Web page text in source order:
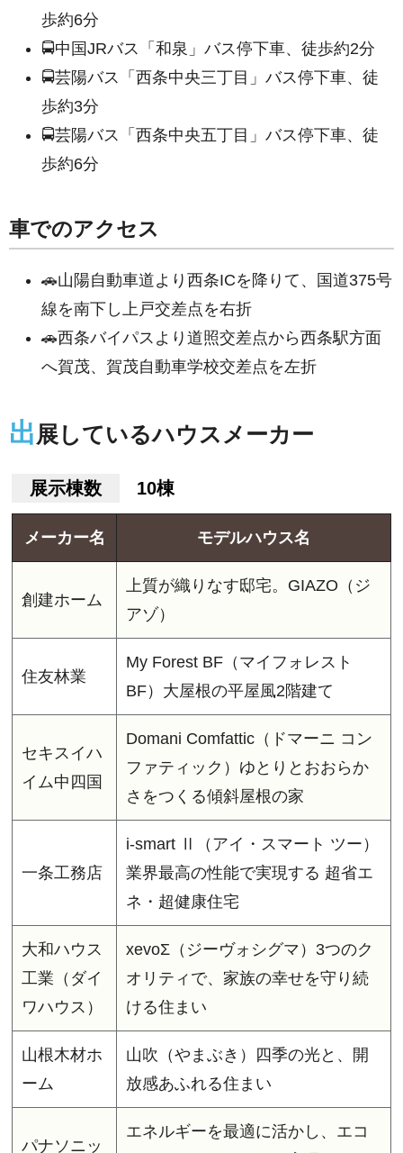
歩約6分
🚍中国JRバス「和泉」バス停下車、徒歩約2分
🚍芸陽バス「西条中央三丁目」バス停下車、徒
歩約3分
🚍芸陽バス「西条中央五丁目」バス停下車、徒
歩約6分
車でのアクセス
🚗山陽自動車道より西条ICを降りて、国道375号
線を南下し上戸交差点を右折
🚗西条バイパスより道照交差点から西条駅方面
へ賀茂、賀茂自動車学校交差点を左折
出展しているハウスメーカー
展示棟数 10棟
メーカー名 モデルハウス名
創建ホーム
上質が織りなす邸宅。GIAZO（ジ
アゾ）
住友林業
My Forest BF（マイフォレスト
BF）大屋根の平屋風2階建て
セキスイハ
イム中四国
Domani Comfattic（ドマーニ コン
ファティック）ゆとりとおおらか
さをつくる傾斜屋根の家
一条工務店
i-smart Ⅱ（アイ・スマート ツー）
業界最高の性能で実現する 超省エ
ネ・超健康住宅
大和ハウス
工業（ダイ
ワハウス）
xevoΣ（ジーヴォシグマ）3つのク
オリティで、家族の幸せを守り続
ける住まい
山根木材ホ
ーム
山吹（やまぶき）四季の光と、開
放感あふれる住まい
パナソニッ
エネルギーを最適に活かし、エコ